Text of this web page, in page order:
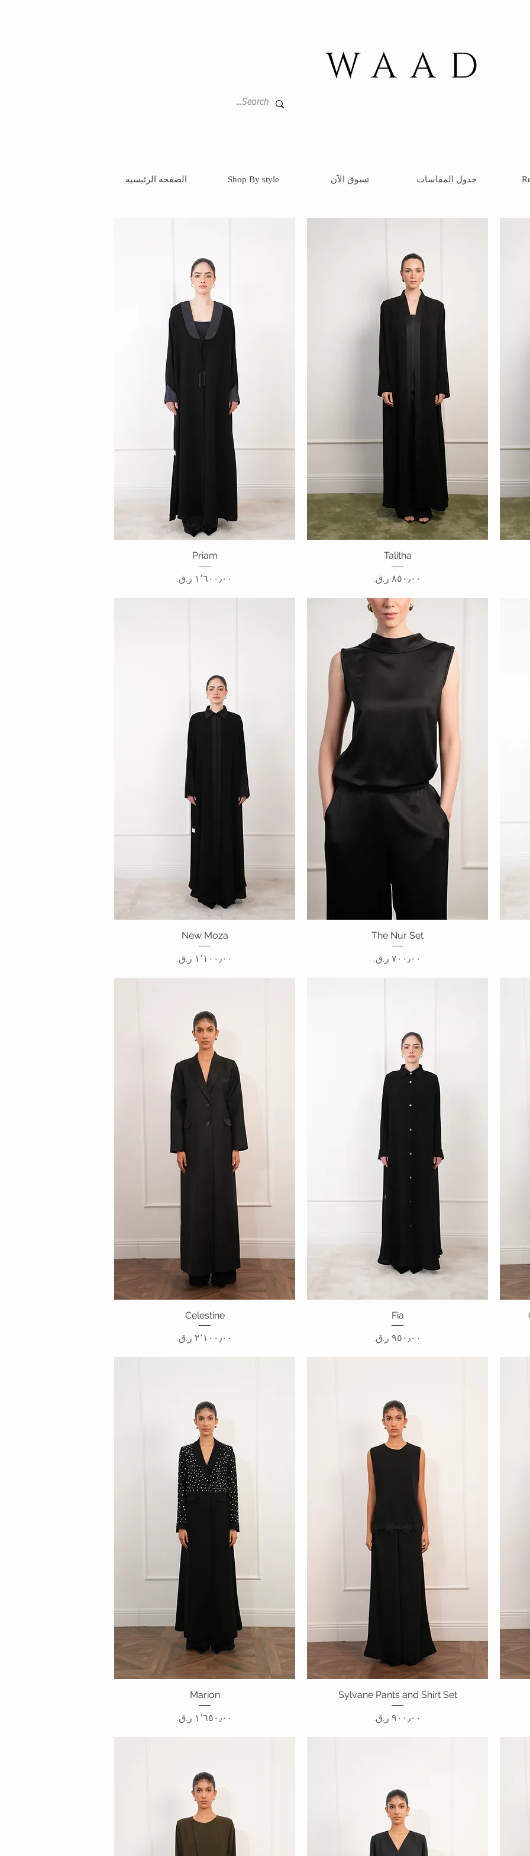
WAAD
الصفحه الرئيسيه Shop By style تسوق الآن جدول المقاسات
العرض السريع
Talitha
السعر
العرض السريع
Priam
السعر
العرض السريع
The Nur Set
السعر
العرض السريع
New Moza
السعر
العرض السريع
Fia
السعر
العرض السريع
Celestine
السعر
العرض السريع
Sylvane Pants and Shirt Set
السعر
العرض السريع
Marion
السعر